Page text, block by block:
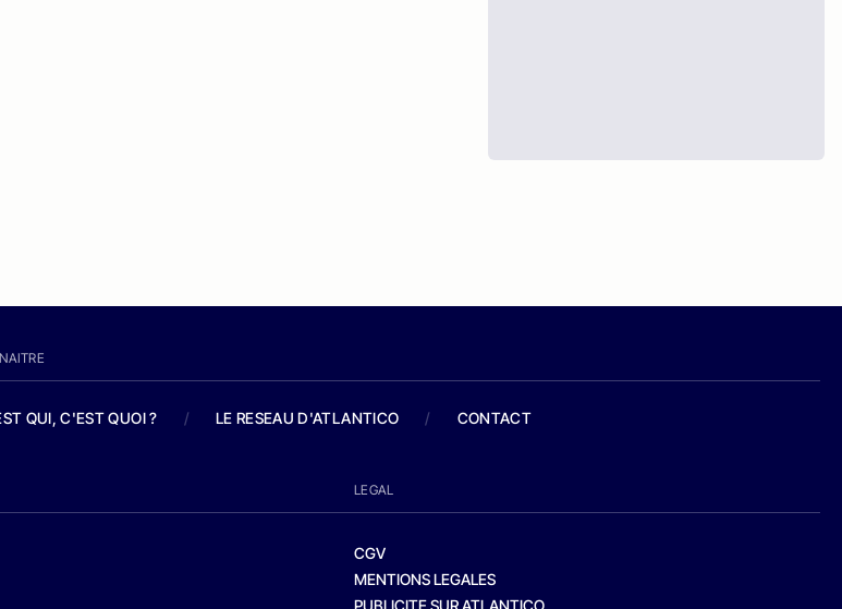
QUI, C'EST QUOI ? / LE RESEAU D'ATLANTICO / CONTACT
LEGAL
CGV
MENTIONS LEGALES
PUBLICITE SUR ATLANTICO